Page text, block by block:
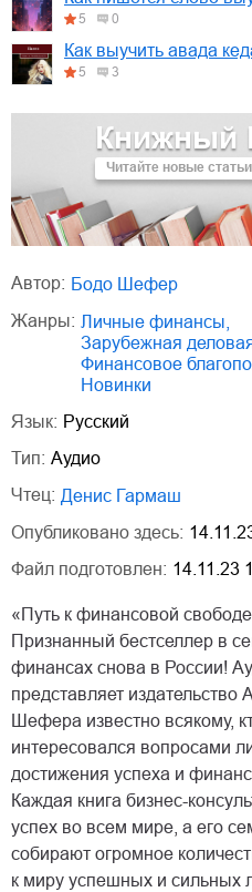
Книжный
Читайте новые
5 0
Как выучить авада
5 3
Автор:
Бодо Шефер
Жанры:
личные финансы
зарубежная
финансовое
Новинки
Язык: Русский
Тип: Аудио
Чтец:
Денис Гармаш
Опубликовано здесь:
Файл подготовлен: 14.11.23
«Путь к финансовой
Признанный бестселлер в
финансах снова в России!
представляет
Шефера известно всякому,
интересовался вопросами
достижения успеха и
Каждая книга бизнес-
успех во всем мире, а его
собирают огромное
к миру успешных и сильных